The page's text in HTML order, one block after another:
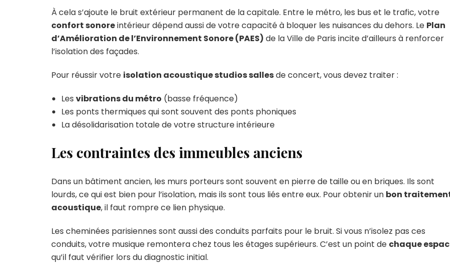
À cela s’ajoute le bruit extérieur permanent de la capitale. Entre le métro, les bus et le trafic, votre
confort sonoreintérieur dépend aussi de votre capacité à bloquer les nuisances du dehors. Le Plan
d’Amélioration de l’Environnement Sonore (PAES) de la Ville de Paris incite d’ailleurs à renforcer
l’isolation des façades.
Pour réussir votre isolation acoustique studios sallesde concert, vous devez traiter :
Les vibrations du métro (basse fréquence)
Les ponts thermiques qui sont souvent des ponts phoniques
La désolidarisation totale de votre structure intérieure
Les contraintes des immeubles anciens
Dans un bâtiment ancien, les murs porteurs sont souvent en pierre de taille ou en briques. Ils sont
lourds, ce qui est bien pour l’isolation, mais ils sont tous liés entre eux. Pour obtenir un bon
acoustique, il faut rompre ce lien physique.
Les cheminées parisiennes sont aussi des conduits parfaits pour le bruit. Si vous n’isolez pas ces
conduits, votre musique remontera chez tous les étages supérieurs. C’est un point de chaque
qu’il faut vérifier lors du diagnostic initial.